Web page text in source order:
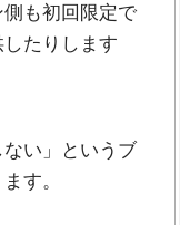
も初回限定で
たりします
い」というブ
す。